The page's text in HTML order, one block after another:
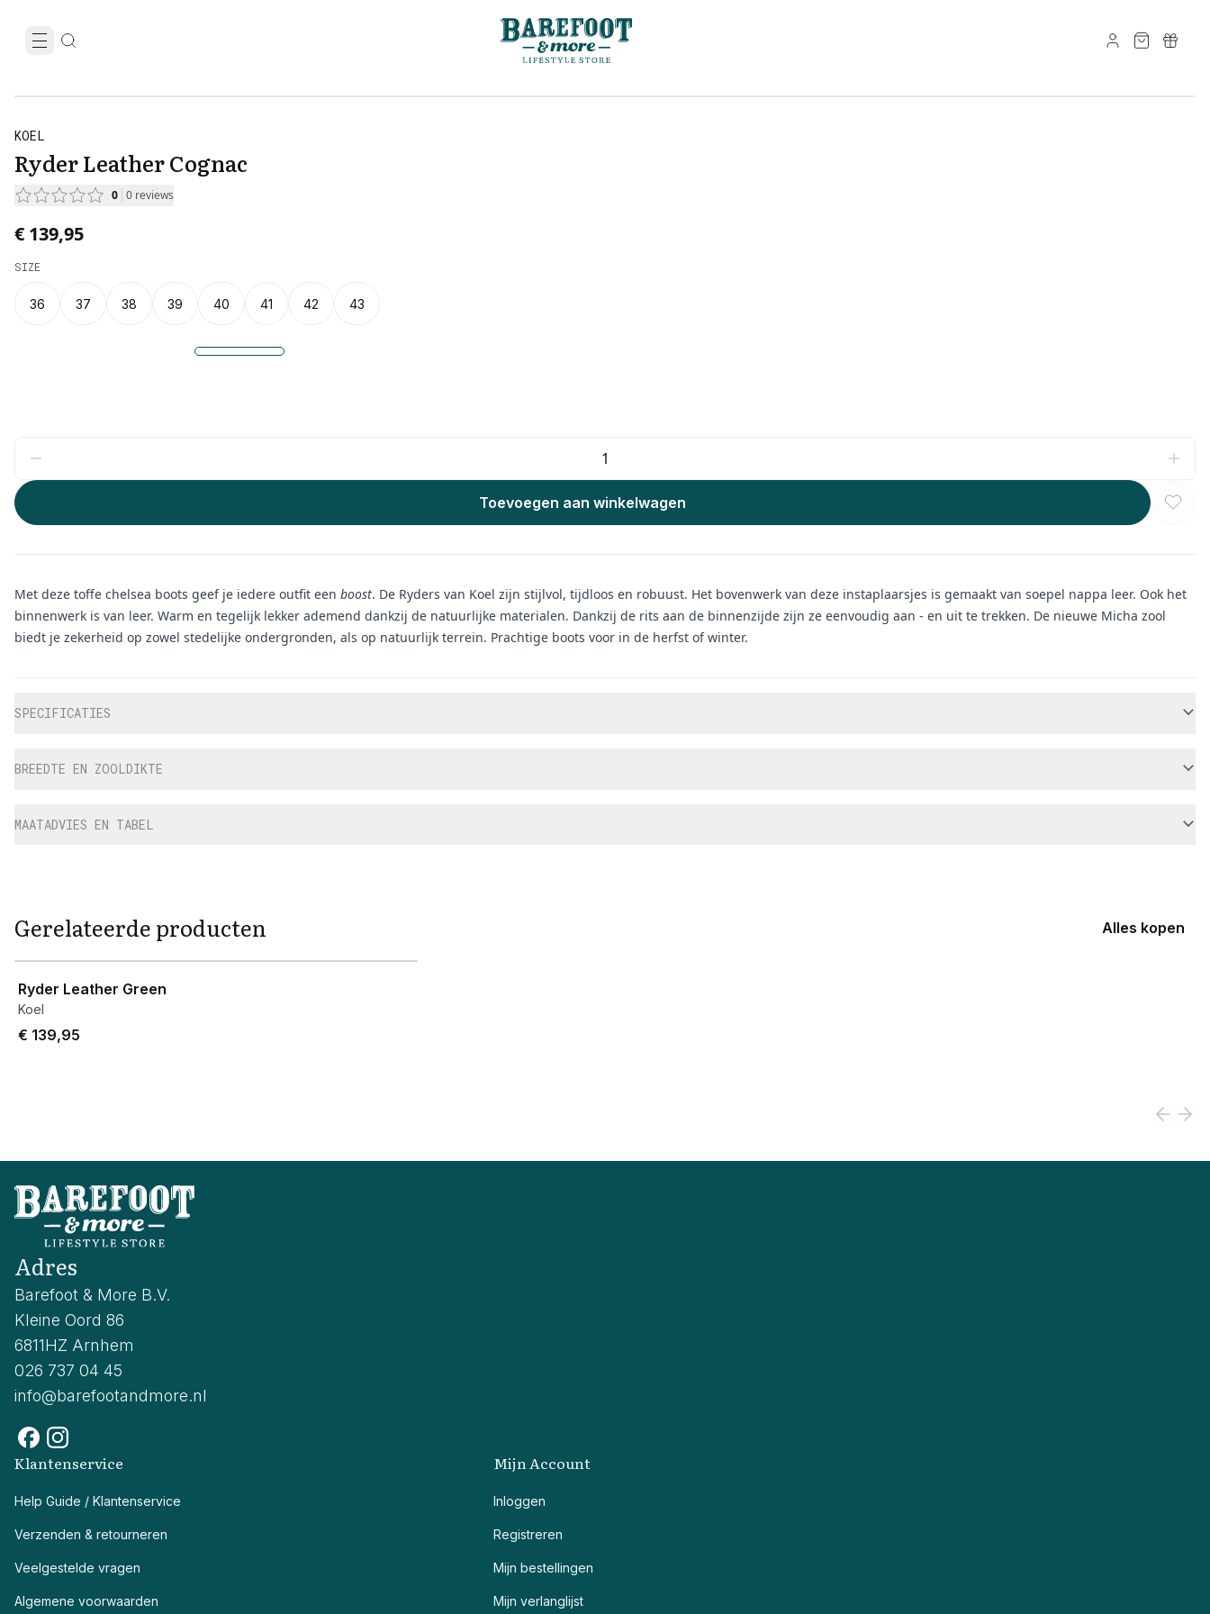
KOEL
Ryder Leather Cognac
0 0 reviews
€ 139,95
SIZE
36 37 38 39 40 41 42 43
Toevoegen aan winkelwagen
Met deze toffe chelsea boots geef je iedere outfit een boost. De Ryders van Koel zijn stijlvol, tijdloos en robuust. Het bovenwerk van deze instaplaarsjes is gemaakt van soepel nappa leer. Ook het
binnenwerk is van leer. Warm en tegelijk lekker ademend dankzij de natuurlijke materialen. Dankzij de rits aan de binnenzijde zijn ze eenvoudig aan - en uit te trekken. De nieuwe Micha zool
biedt je zekerheid op zowel stedelijke ondergronden, als op natuurlijk terrein. Prachtige boots voor in de herfst of winter.
SPECIFICATIES
BREEDTE EN ZOOLDIKTE
MAATADVIES EN TABEL
Gerelateerde producten Alles kopen
Ryder Leather Green
Koel
€ 139,95
Adres
Barefoot & More B.V.
Kleine Oord 86
6811HZ Arnhem
026 737 04 45
info@barefootandmore.nl
Klantenservice
Help Guide / Klantenservice
Verzenden & retourneren
Veelgestelde vragen
Algemene voorwaarden
Mijn Account
Inloggen
Registreren
Mijn bestellingen
Mijn verlanglijst